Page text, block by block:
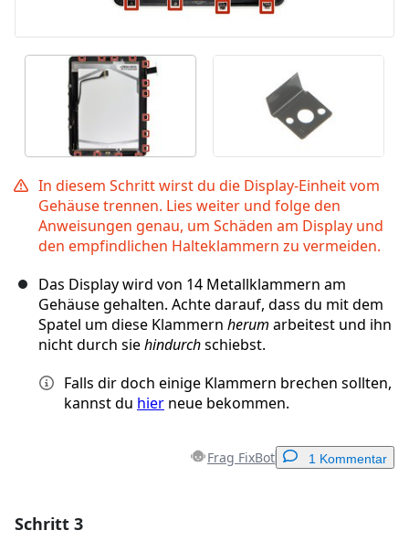
In diesem Schritt wirst du die Display-Einheit vom
Gehäuse trennen. Lies weiter und folge den
Anweisungen genau, um Schäden am Display und
den empfindlichen Halteklammern zu vermeiden.
Das Display wird von 14 Metallklammern am
Gehäuse gehalten. Achte darauf, dass du mit dem
Spatel um diese Klammern herum arbeitest und ihn
nicht durch siehindurchschiebst.
Falls dir doch einige Klammern brechen sollten,
kannst du hier neue bekommen.
Frag FixBot 1 Kommentar
Schritt 3